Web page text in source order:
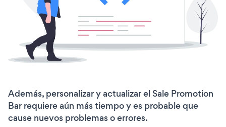
Además, personalizar y actualizar el Sale Promotion
Bar requiere aún más tiempo y es probable que
cause nuevos problemas o errores.